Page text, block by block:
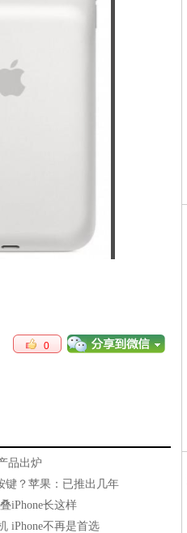
0
品出炉
键？苹果：已推出几年
iPhone长这样
iPhone不再是首选